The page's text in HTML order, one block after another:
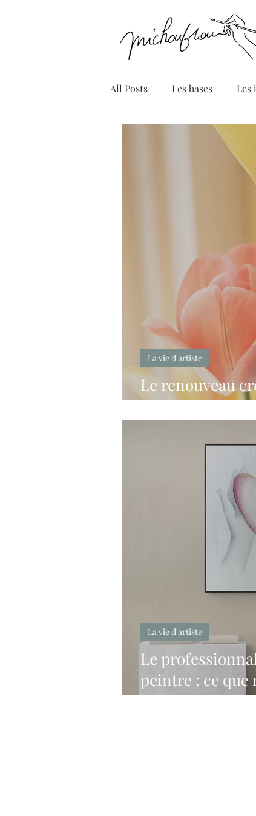
All Posts Les bases Les
Le renouveau
une
La vie d'artiste
Le
peintre : ce que
appris
La vie d'artiste